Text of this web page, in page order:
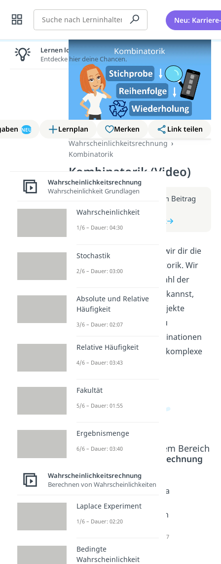
Suche Neu:
NEU Lernplan Merken
Link teilen
Wahrscheinlichkeitsrechnung
Kombinatorik
Kombinatorik (Video)
Weitere Infos erhältst du im Beitrag
zum Video
zum Beitrag: Kombinatorik
In diesem Video erklären wir dir die
Grundlagen der Kombinatorik. Wir
zeigen dir, wie du die Anzahl der
Möglichkeiten berechnen kannst,
wenn du verschiedene Objekte
kombinierst. Lerne, wie du
Permutationen und Kombinationen
richtig anwendest und so komplexe
Probleme lösen kannst.
Beliebte Inhalte aus dem Bereich
Wahrscheinlichkeitsrechnung
Ziehen
ohne
gen
Reihenfo
Ziehen
mit
gen
Reihenfo
Permuta
tion mit
Wiederh
Dauer: 02:17
Lernen lohnt sich!
Entdecke hier deine Chancen.
Wahrscheinlichkeitsrechnung
Wahrscheinlichkeit Grundlagen
Wahrscheinlichkeit
1/6 – Dauer: 04:30
Stochastik
2/6 – Dauer: 03:00
Absolute und Relative
Häufigkeit
3/6 – Dauer: 02:07
Relative Häufigkeit
4/6 – Dauer: 03:43
Fakultät
5/6 – Dauer: 01:55
Ergebnismenge
6/6 – Dauer: 03:40
Wahrscheinlichkeitsrechnung
Berechnen von Wahrscheinlichkeiten
Laplace Experiment
1/6 – Dauer: 02:20
Bedingte
Wahrscheinlichkeit